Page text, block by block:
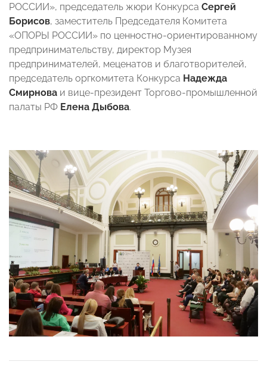
РОССИИ», председатель жюри Конкурса Сергей
Борисов, заместитель Председателя Комитета
«ОПОРЫ РОССИИ» по ценностно-ориентированному
предпринимательству, директор Музея
предпринимателей, меценатов и благотворителей,
председатель оргкомитета Конкурса Надежда
Смирнова и вице-президент Торгово-промышленной
палаты РФ Елена Дыбова.